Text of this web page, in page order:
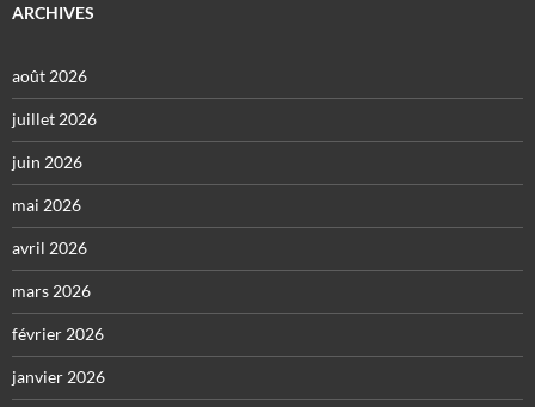
ARCHIVES
août 2026
juillet 2026
juin 2026
mai 2026
avril 2026
mars 2026
février 2026
janvier 2026